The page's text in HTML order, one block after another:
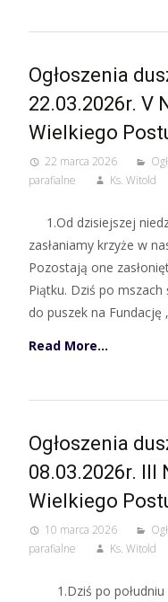
Ogłoszenia
22.03.2026r. V
Wielkiego
22 marca 2026
parafialne
Ks. Witold
1.Od dzisiejszej
zasłaniamy krzyże w
Pozostają one
Piątku. Dziś po
do puszek na Fundację
Read More…
Ogłoszenia
08.03.2026r. III
Wielkiego
10 marca 2026
parafialne
Ks. Witold
1.Dziś po południu